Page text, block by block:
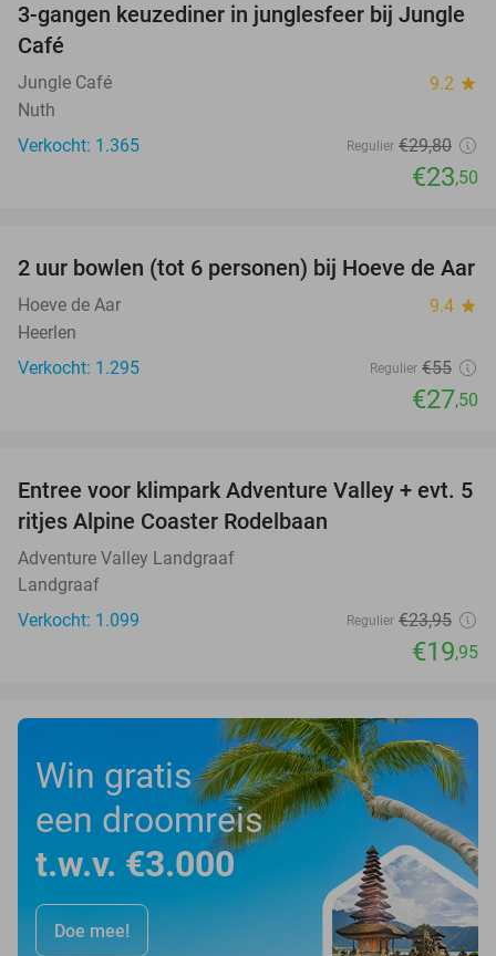
21%
3-gangen keuzediner in junglesfeer bij Jungle
Café
Jungle Café 9.2 star
Nuth
Verkocht: 1.365
Regulier €29,80
€23,50
50%
2 uur bowlen (tot 6 personen) bij Hoeve de Aar
Hoeve de Aar 9.4 star
Heerlen
Verkocht: 1.295
Regulier €55
€27,50
17%
Entree voor klimpark Adventure Valley + evt. 5
ritjes Alpine Coaster Rodelbaan
Adventure Valley Landgraaf
Landgraaf
Verkocht: 1.099
Regulier €23,95
€19,95
Win gratis
een droomreis
t.w.v. €3.000
Doe mee!